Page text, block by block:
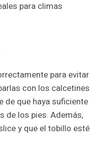
para climas
para evitar
con los calcetines
de que haya suficiente
de los pies. Además,
y que el tobillo esté